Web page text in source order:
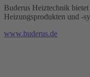
Buderus Heiztechnik
Heizungsprodukten und -
www.buderus.de